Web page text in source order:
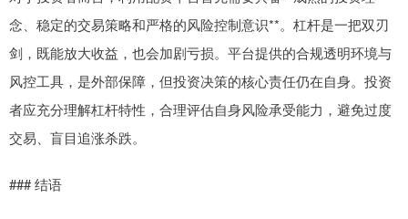
念、稳定的交易策略和严格的风险控制意识**。杠杆是一把双刃
剑，既能放大收益，也会加剧亏损。平台提供的合规透明环境与
风控工具，是外部保障，但投资决策的核心责任仍在自身。投资
者应充分理解杠杆特性，合理评估自身风险承受能力，避免过度
交易、盲目追涨杀跌。
### 结语